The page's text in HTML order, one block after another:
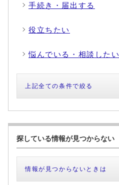
手続き・届出する
役立ちたい
悩んでいる・相談したい
上記全ての条件で絞る
探している情報が見つからない
情報が見つからないときは